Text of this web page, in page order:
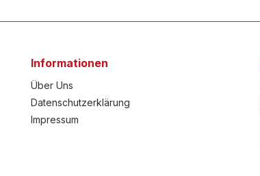
Informationen
Über Uns
Datenschutzerklärung
Impressum